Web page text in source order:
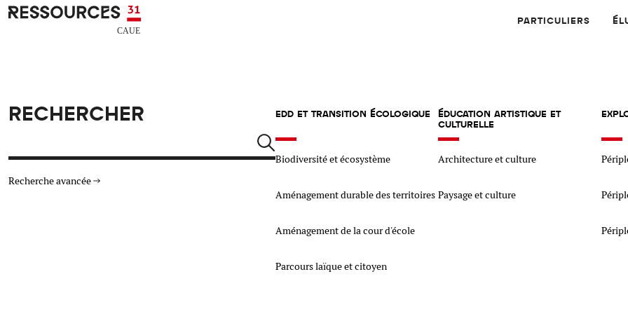
Aller au contenu principal
CAUE RESSOURCES 31 PARTICULIERS
RECHERCHER
Recherche avancée
Physique
EDD ET TRANSITION ÉCOLOGIQUE
Biodiversité et écosystème
Aménagement durable des territoires
Aménagement de la cour d'école
Parcours laïque et citoyen
ÉDUCATION ARTISTIQUE ET
CULTURELLE
Architecture et culture
Paysage et culture